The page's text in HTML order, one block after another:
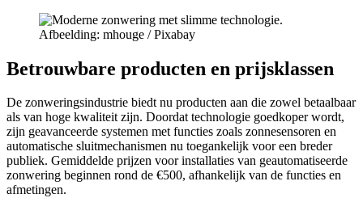
Afbeelding: mhouge / Pixabay
Betrouwbare producten en prijsklassen
De zonweringsindustrie biedt nu producten aan die zowel betaalbaar
als van hoge kwaliteit zijn. Doordat technologie goedkoper wordt,
zijn geavanceerde systemen met functies zoals zonnesensoren en
automatische sluitmechanismen nu toegankelijk voor een breder
publiek. Gemiddelde prijzen voor installaties van geautomatiseerde
zonwering beginnen rond de €500, afhankelijk van de functies en
afmetingen.